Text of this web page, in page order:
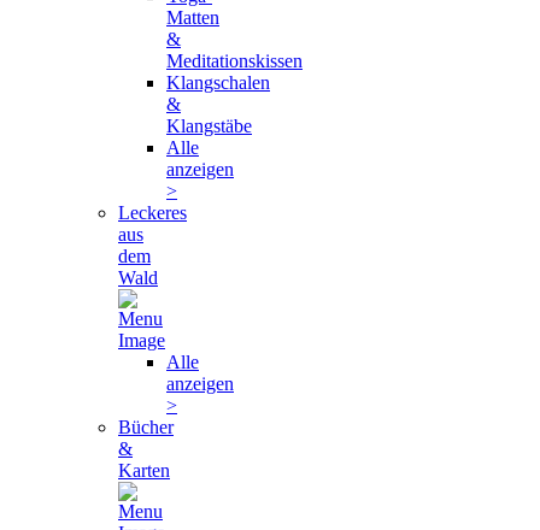
Matten
&
Meditationskissen
Klangschalen
&
Klangstäbe
Alle
anzeigen
>
Leckeres
aus
dem
Wald
Alle
anzeigen
>
Bücher
&
Karten